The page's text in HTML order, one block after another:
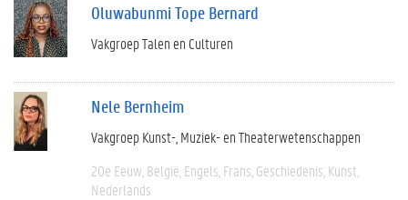
Oluwabunmi Tope Bernard
Vakgroep Talen en Culturen
Nele Bernheim
Vakgroep Kunst-, Muziek- en Theaterwetenschappen
20e Eeuw België Engels Frans Geschiedenis Kunst
Nederlands